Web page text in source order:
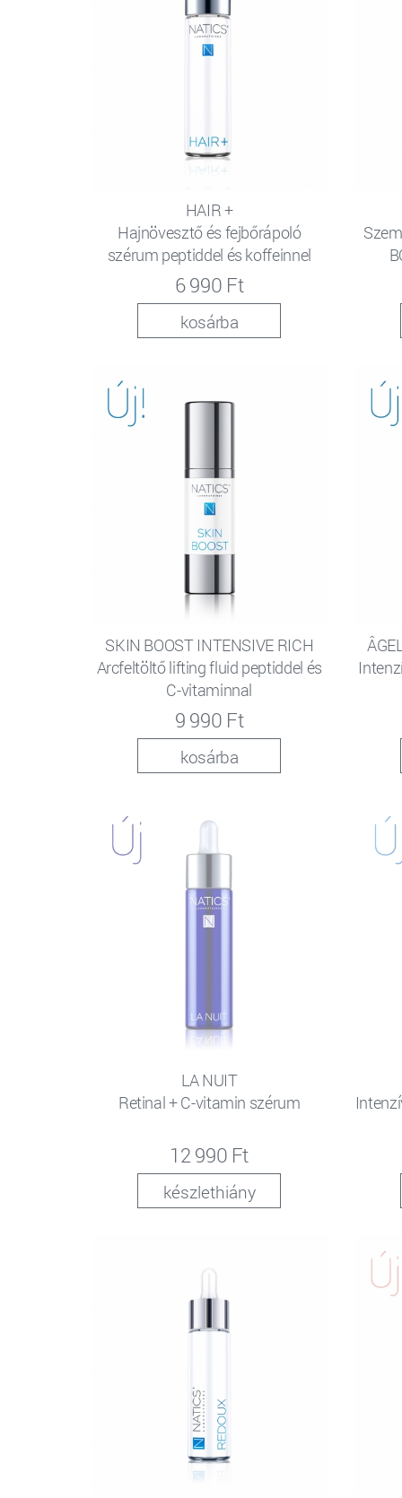
HAIR +
Hajnövesztő és fejbőrápoló
szérum peptiddel és koffeinnel
6 990 Ft
kosárba
SKIN BOOST INTENSIVE RICH
Arcfeltöltő lifting fluid peptiddel és
C-vitaminnal
9 990 Ft
kosárba
LA NUIT
Retinal + C-vitamin szérum
12 990 Ft
készlethiány